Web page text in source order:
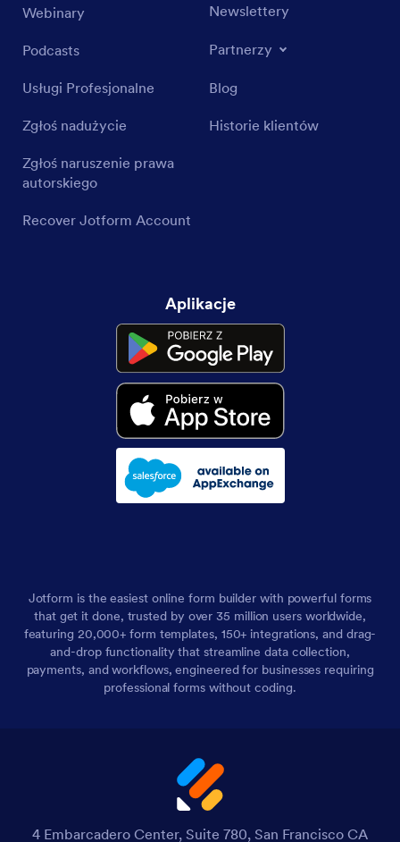
Webinary
Podcasts
Usługi Profesjonalne
Zgłoś nadużycie
Zgłoś naruszenie prawa
autorskiego
Recover Jotform Account
Newslettery
Partnerzy
Blog
Historie klientów
Aplikacje
Jotform is the easiest online form builder with powerful forms
that get it done, trusted by over 35 million users worldwide,
featuring 20,000+ form templates, 150+ integrations, and drag-
and-drop functionality that streamline data collection,
payments, and workflows, engineered for businesses requiring
professional forms without coding.
4 Embarcadero Center, Suite 780, San Francisco CA